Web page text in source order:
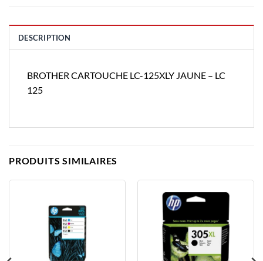
DESCRIPTION
BROTHER CARTOUCHE LC-125XLY JAUNE – LC
125
PRODUITS SIMILAIRES